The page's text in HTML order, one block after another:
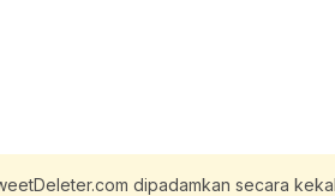
dipadamkan secara